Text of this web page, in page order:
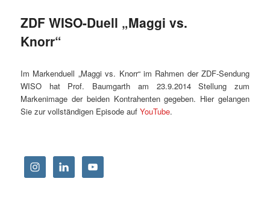
ZDF WISO-Duell „Maggi vs.
Knorr“
Im Markenduell „Maggi vs. Knorr“ im Rahmen der ZDF-Sendung
WISO hat Prof. Baumgarth am 23.9.2014 Stellung zum
Markenimage der beiden Kontrahenten gegeben. Hier gelangen
Sie zur vollständigen Episode aufYouTube.